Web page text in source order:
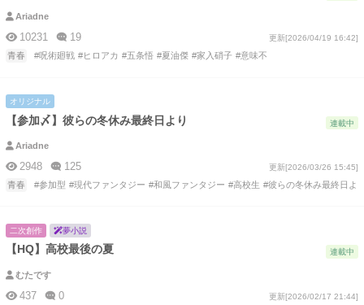
Ariadne
10231 19 更新[2026/04/19 16:42]
青春 #呪術廻戦 #ヒロアカ #五条悟 #夏油傑 #家入硝子 #意味不
オリジナル
【参加〆】彼らの冬休み最終日より 連載中
Ariadne
2948 125 更新[2026/03/26 15:45]
青春 #参加型 #現代ファンタジー #和風ファンタジー #高校生 #彼らの冬休み最終日よ
二次創作 夢小説
【HQ】高校最後の夏 連載中
むたです
437 0 更新[2026/02/17 21:44]